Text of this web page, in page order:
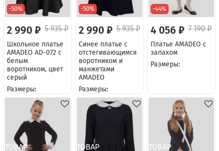
-50%
2 990 ₽ 5 935 ₽
Школьное платье
AMADEO AD-072 с
белым
воротником, цвет
серый
Размеры:
-50%
2 990 ₽ 5 935 ₽
Синее платье с
отстегивающимся
воротником и
манжетами
AMADEO
Размеры:
-44%
4 056 ₽ 7 190 ₽
Платье AMADEO с
запахом
Размеры: